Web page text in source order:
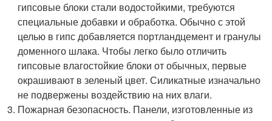
гипсовые блоки стали водостойкими, требуются
специальные добавки и обработка. Обычно с этой
целью в гипс добавляется портландцемент и гранулы
доменного шлака. Чтобы легко было отличить
гипсовые влагостойкие блоки от обычных, первые
окрашивают в зеленый цвет. Силикатные изначально
не подвержены воздействию на них влаги.
Пожарная безопасность. Панели, изготовленные из